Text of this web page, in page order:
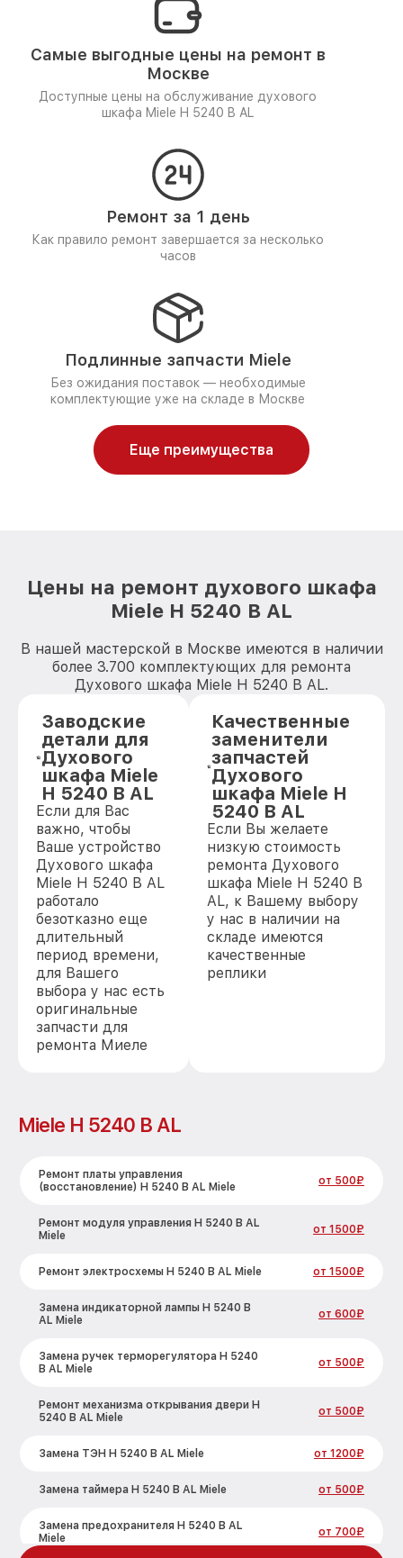
Самые выгодные цены на ремонт в
Москве
Доступные цены на обслуживание духового
шкафа Miele H 5240 B AL
Ремонт за 1 день
Как правило ремонт завершается за несколько
часов
Подлинные запчасти Miele
Без ожидания поставок — необходимые
комплектующие уже на складе в Москве
Еще преимущества
Цены на ремонт духового шкафа
Miele H 5240 B AL
В нашей мастерской в Москве имеются в наличии
более 3.700 комплектующих для ремонта
Духового шкафа Miele H 5240 B AL.
Заводские
детали для
Духового
шкафа Miele
H 5240 B AL
Если для Вас
важно, чтобы
Ваше устройство
Духового шкафа
Miele H 5240 B AL
работало
безотказно еще
длительный
период времени,
для Вашего
выбора у нас есть
оригинальные
запчасти для
ремонта Миеле
Качественные
заменители
запчастей
Духового
шкафа Miele H
5240 B AL
Если Вы желаете
низкую стоимость
ремонта Духового
шкафа Miele H 5240 B
AL, к Вашему выбору
у нас в наличии на
складе имеются
качественные
реплики
Miele H 5240 B AL
Ремонт платы управления
(восстановление) H 5240 B AL Miele
от 500₽
Ремонт модуля управления H 5240 B AL
Miele
от 1500₽
Ремонт электросхемы H 5240 B AL Miele от 1500₽
Замена индикаторной лампы H 5240 B
AL Miele
от 600₽
Замена ручек терморегулятора H 5240
B AL Miele
от 500₽
Ремонт механизма открывания двери H
5240 B AL Miele
от 500₽
Замена ТЭН H 5240 B AL Miele от 1200₽
Замена таймера H 5240 B AL Miele от 500₽
Замена предохранителя H 5240 B AL
Miele
от 700₽